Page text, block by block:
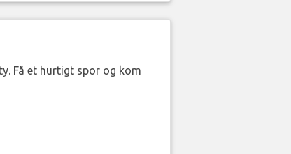
Få et hurtigt spor og kom